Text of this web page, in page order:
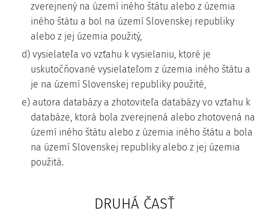
zverejnený na území iného štátu alebo z územia
iného štátu a bol na území Slovenskej republiky
alebo z jej územia použitý,
d) vysielateľa vo vzťahu k vysielaniu, ktoré je
uskutočňované vysielateľom z územia iného štátu a
je na území Slovenskej republiky použité,
e) autora databázy a zhotoviteľa databázy vo vzťahu k
databáze, ktorá bola zverejnená alebo zhotovená na
území iného štátu alebo z územia iného štátu a bola
na území Slovenskej republiky alebo z jej územia
použitá.
DRUHÁ ČASŤ